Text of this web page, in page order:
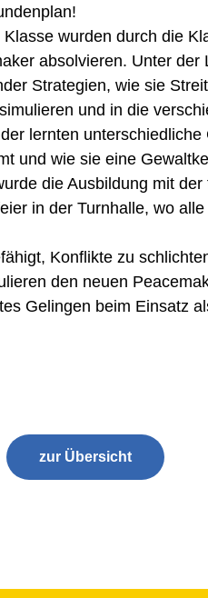
wurden durch die
absolvieren. Unter der
Strategien, wie sie
und in die
lernten
und wie sie eine
die Ausbildung mit
in der Turnhalle, wo
Konflikte zu
den neuen
Gelingen beim Einsatz
zur Übersicht